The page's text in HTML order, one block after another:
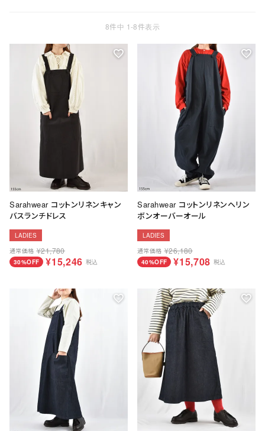
A-Z
KISOGAWA BLOG
SHOP NEWS
新規会員登録
マイページ
送料について
プライバシーポリシー
特定商取引法の表記
お問い合わせ
8件中 1-8件表示
Sarahwear コットンリネンキャン
バスランチドレス
LADIES
通常価格 ¥21,780
30%OFF ¥15,246 税込
Sarahwear コットンリネンヘリン
ボンオーバーオール
LADIES
通常価格 ¥26,180
40%OFF ¥15,708 税込